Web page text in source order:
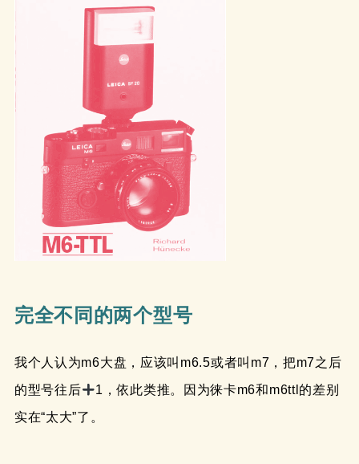
完全不同的两个型号
我个人认为m6大盘，应该叫m6.5或者叫m7，把m7之后
的型号往后
1，依此类推。因为徕卡m6和m6ttl的差别
实在“太大”了。